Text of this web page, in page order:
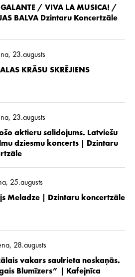
/ VIVA LA MUSICA! /
BALVA Dzintaru Koncertzāle
23.augusts
KRĀSU SKRĒJIENS
23.augusts
aktieru salidojums. Latviešu
dziesmu koncerts | Dzintaru
25.augusts
Meladze | Dzintaru koncertzāle
28.augusts
vakars saulrieta noskaņās.
Blumīzers” | Kafejnīca